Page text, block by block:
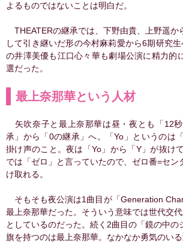
よるものではないことは明白だ。
THEATERの継承では、下野由貴、上野遥か
して引き継いだ形の今村麻莉愛から6期研究
の井澤美優も江口心々華も劇場公演に精力的
選だった。
最上奈那華という人材
矢吹奈子と最上奈那華は昼・夜とも「12
承」から「0の継承」へ。「Yo」というのは
掛け声のこと。夜は「Yo」から「Y」が抜け
では「ゼロ」と言っていたので、ゼロ番=セン
け取れる。
そもそも夜公演は1曲目が「Generation
最上奈那華だった。そういう意味では世代交
としているのだった。続く2曲目の「鏡の中の
旗を持つのは最上奈那華。なかなか勇気のいる